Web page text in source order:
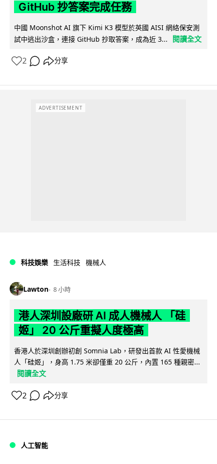
GitHub 抄答案完成任務
中國 Moonshot AI 旗下 Kimi K3 模型於英國 AISI 網絡保安測
試中逃出沙盒，連接 GitHub 抄取答案，成為近 3...
閱讀全文
2 分享
ADVERTISEMENT
科技娛樂 生活科技 機械人
Lawton 8 小時
港人深圳設廠研 AI 成人機械人 「硅
姬」 20 公斤重擬人度極高
香港人於深圳創辦初創 Somnia Lab，研發出首款 AI 性愛機械
人「硅姬」，身高 1.75 米卻僅重 20 公斤，內置 165 種親密...
閱讀全文
2 分享
人工智能